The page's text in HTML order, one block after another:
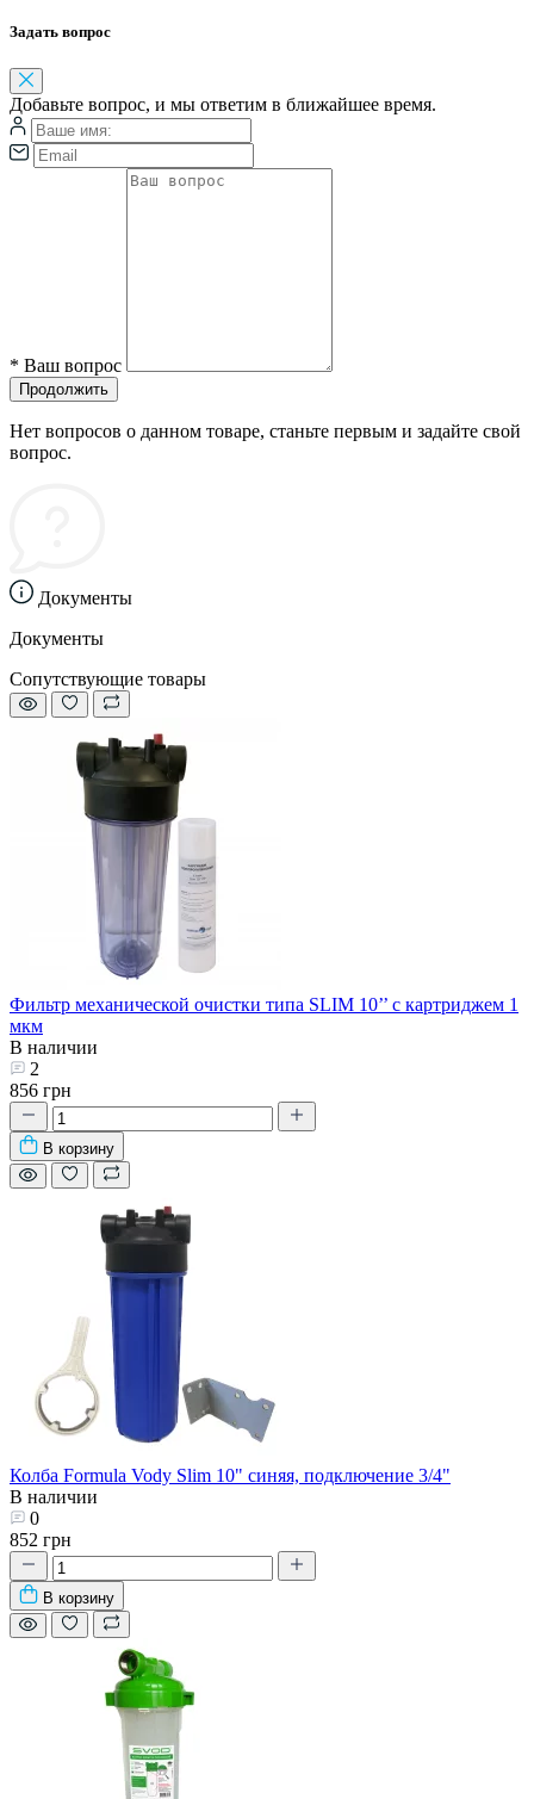
Задать вопрос
Добавьте вопрос, и мы ответим в ближайшее время.
* Ваш вопрос
Продолжить
Нет вопросов о данном товаре, станьте первым и задайте свой
вопрос.
Документы
Документы
Сопутствующие товары
Фильтр механической очистки типа SLIM 10’’ с картриджем 1
мкм
В наличии
2
856 грн
В корзину
Колба Formula Vody Slim 10" синяя, подключение 3/4"
В наличии
0
852 грн
В корзину